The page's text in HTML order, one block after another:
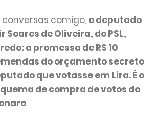
conversas comigo, o deputado
de Oliveira, do PSL,
a promessa de R$ 10
do orçamento secreto
que votasse em Lira. É o
de compra de votos do
.